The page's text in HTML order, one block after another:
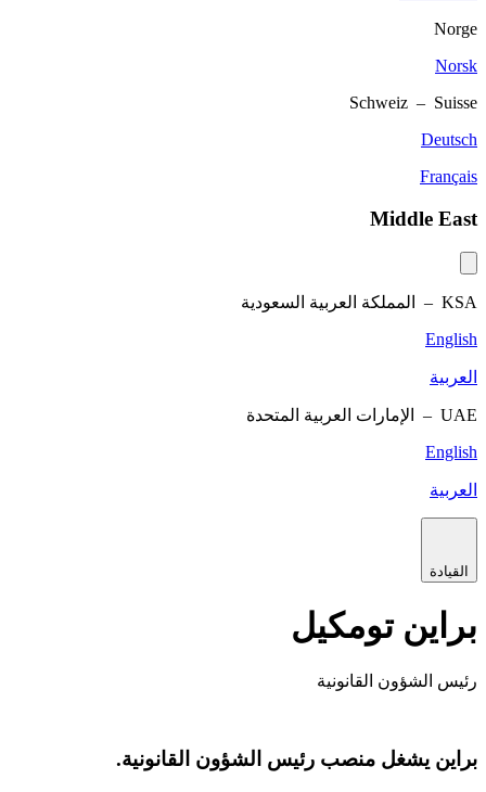
Norge
Norsk
Schweiz – Suisse
Deutsch
Français
Middle East
KSA –
المملكة العربية السعودية
English
العربية
UAE –
الإمارات العربية المتحدة
English
العربية
القيادة
براين تومكيل
رئيس الشؤون القانونية
براين يشغل منصب رئيس الشؤون القانونية.